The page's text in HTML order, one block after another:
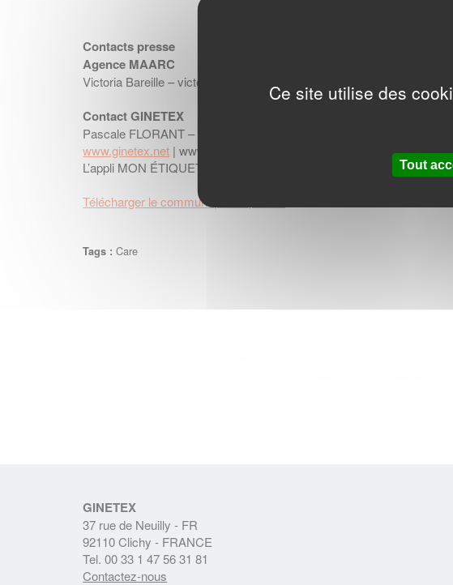
Contacts presse
Agence MAARC
Victoria Bareille – victoria.bareille@maarc.fr – 01 86 95 41 95
Contact GINETEX
Pascale FLORANT – Secrétaire Générale – 01 47 56 31 71
www.ginetex.net | www.clevercare.info
L’appli MON ÉTIQUETTE (disponible sur l’App store et sur Google
Télécharger le communiqué de presse
Tags :Care
GINETEX
37 rue de Neuilly - FR
92110 Clichy - FRANCE
Tel. 00 33 1 47 56 31 81
Contactez-nous
Ce site utilise des
Tout